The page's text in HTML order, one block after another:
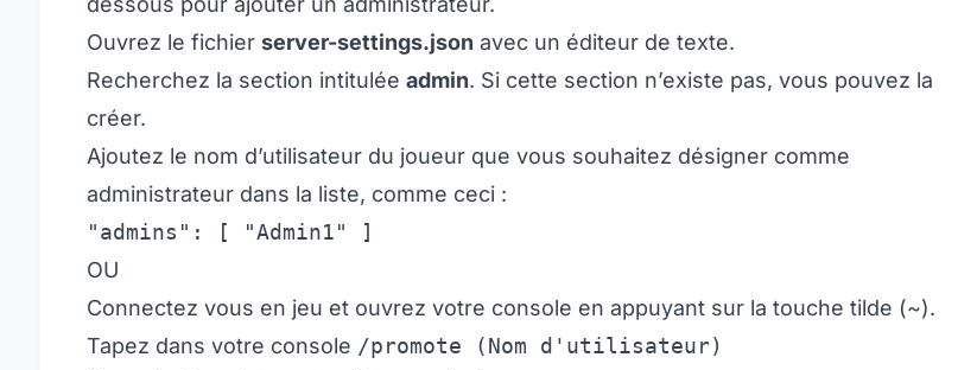
Ouvrez le fichier server-settings.json avec un éditeur de texte.
Recherchez la section intitulée admin. Si cette section n’existe pas, vous pouvez la
créer.
Ajoutez le nom d’utilisateur du joueur que vous souhaitez désigner comme
administrateur dans la liste, comme ceci :
"admins": [ "Admin1" ]
OU
Connectez vous en jeu et ouvrez votre console en appuyant sur la touche tilde (~).
Tapez dans votre console /promote (Nom d'utilisateur)